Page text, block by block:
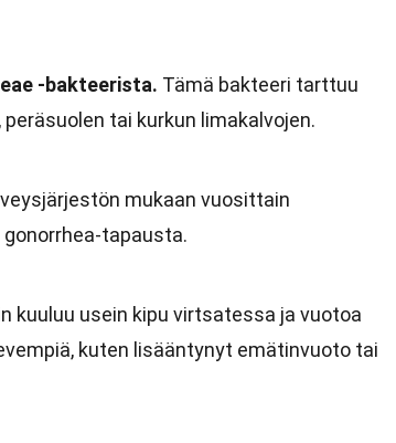
-bakteerista. Tämä bakteeri tarttuu
tai kurkun limakalvojen.
mukaan vuosittain
tapausta.
kuuluu usein kipu virtsatessa ja vuotoa
kuten lisääntynyt emätinvuoto tai